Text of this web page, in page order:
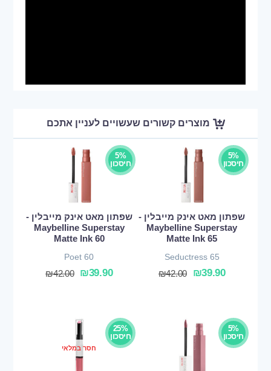
מוצרים קשורים שעשויים לעניין אתכם
5%
חיסכון
שפתון מאט אינק מייבלין -
Maybelline Superstay
Matte Ink 65
Seductress 65
₪39.90
₪42.00
5%
חיסכון
שפתון מאט אינק מייבלין -
Maybelline Superstay
Matte Ink 60
Poet 60
₪39.90
₪42.00
5%
חיסכון
25%
חיסכון
חסר במלאי